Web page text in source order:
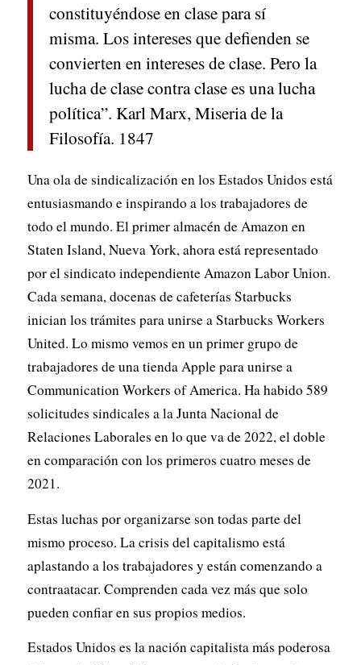
constituyéndose en clase para sí
misma. Los intereses que defienden se
convierten en intereses de clase. Pero la
lucha de clase contra clase es una lucha
política”. Karl Marx, Miseria de la
Filosofía. 1847
Una ola de sindicalización en los Estados Unidos está
entusiasmando e inspirando a los trabajadores de
todo el mundo. El primer almacén de Amazon en
Staten Island, Nueva York, ahora está representado
por el sindicato independiente Amazon Labor Union.
Cada semana, docenas de cafeterías Starbucks
inician los trámites para unirse a Starbucks Workers
United. Lo mismo vemos en un primer grupo de
trabajadores de una tienda Apple para unirse a
Communication Workers of America. Ha habido 589
solicitudes sindicales a la Junta Nacional de
Relaciones Laborales en lo que va de 2022, el doble
en comparación con los primeros cuatro meses de
2021.
Estas luchas por organizarse son todas parte del
mismo proceso. La crisis del capitalismo está
aplastando a los trabajadores y están comenzando a
contraatacar. Comprenden cada vez más que solo
pueden confiar en sus propios medios.
Estados Unidos es la nación capitalista más poderosa